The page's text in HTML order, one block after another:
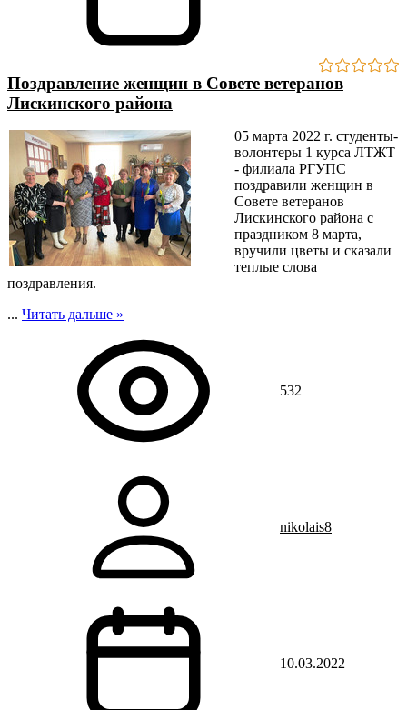
Поздравление женщин в Совете ветеранов
Лискинского района
05 марта 2022 г. студенты-
волонтеры 1 курса ЛТЖТ
- филиала РГУПС
поздравили женщин в
Совете ветеранов
Лискинского района с
праздником 8 марта,
вручили цветы и сказали
теплые слова
поздравления.
... Читать дальше »
532
nikolais8
10.03.2022